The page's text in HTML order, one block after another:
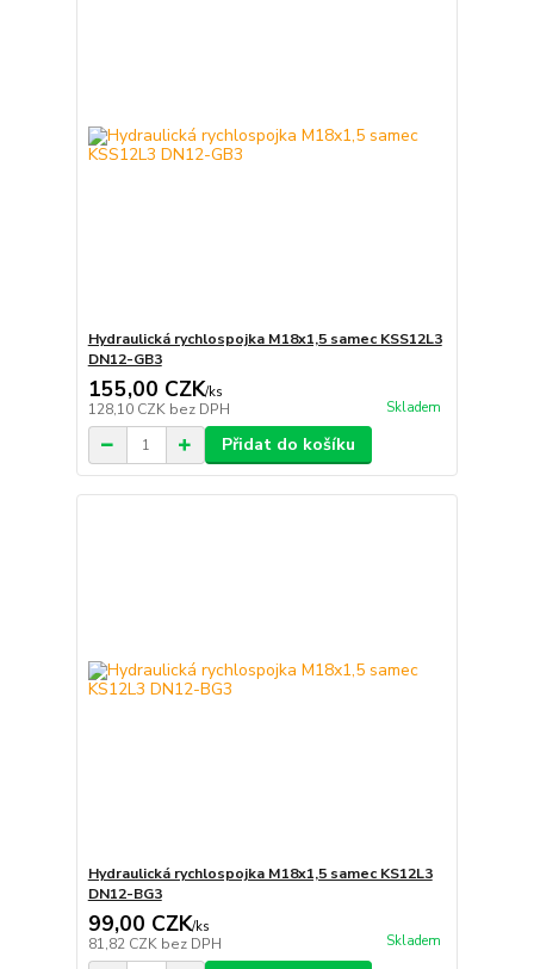
Hydraulická rychlospojka M18x1,5 samec KSS12L3
DN12-GB3
155,00 CZK/ks
128,10 CZK bez DPH Skladem
Přidat do košíku
Hydraulická rychlospojka M18x1,5 samec KS12L3
DN12-BG3
99,00 CZK/ks
81,82 CZK bez DPH Skladem